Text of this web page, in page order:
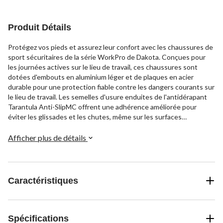
Produit Détails
Protégez vos pieds et assurez leur confort avec les chaussures de
sport sécuritaires de la série WorkPro de Dakota. Conçues pour
les journées actives sur le lieu de travail, ces chaussures sont
dotées d'embouts en aluminium léger et de plaques en acier
durable pour une protection fiable contre les dangers courants sur
le lieu de travail. Les semelles d'usure enduites de l'antidérapant
Tarantula Anti-SlipMC offrent une adhérence améliorée pour
éviter les glissades et les chutes, même sur les surfaces
intercalaires légères à haut rebond fonctionnent avec notre
Afficher plus de détails
Caractéristiques
Spécifications